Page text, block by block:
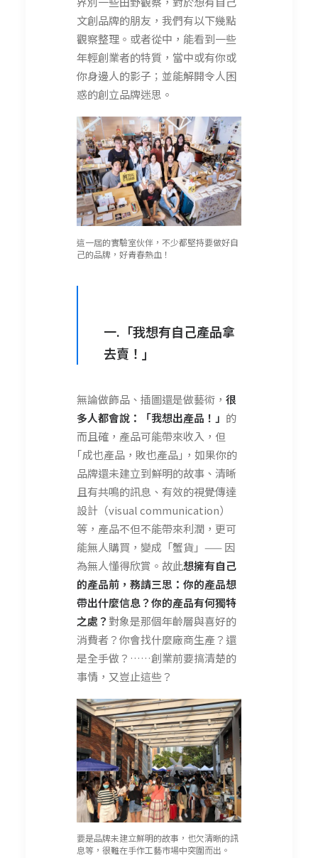
文創品牌的朋友，我們有以下幾點
觀察整理。或者從中，能看到一些
年輕創業者的特質，當中或有你或
你身邊人的影子；並能解開令人困
惑的創立品牌迷思。
這一屆的實驗室伙伴，不少都堅持要做好自
己的品牌，好青春熱血！
一.「我想有自己產品拿
去賣！」
無論做飾品、插圖還是做藝術， 很
多人都會說：「我想出產品！」 的
而且確，產品可能帶來收入，但
｢成也產品，敗也產品｣，如果你的
品牌還未建立到鮮明的故事、清晰
且有共鳴的訊息、有效的視覺傳達
設計（visual communication）
等，產品不但不能帶來利潤，更可
能無人購買，變成「蟹貨」—— 因
為無人懂得欣賞。故此想擁有自己
的產品前，務請三思：你的產品想
帶出什麼信息？你的產品有何獨特
之處？對象是那個年齡層與喜好的
消費者？你會找什麼廠商生產？還
是全手做？……創業前要搞清楚的
事情，又豈止這些？
要是品牌未建立鮮明的故事，也欠清晰的訊
息等，很難在手作工藝市場中突圍而出。